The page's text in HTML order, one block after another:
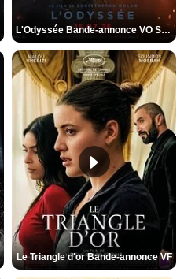
L'Odyssée Bande-annonce VO STFR
Le Triangle d'or Bande-annonce VF